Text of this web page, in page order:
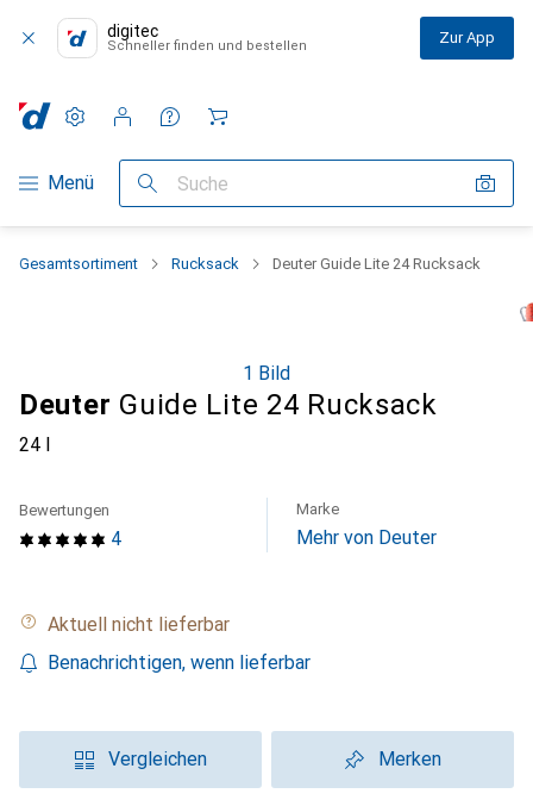
digitec
Schneller finden und bestellen Zur App
Navigation nach Kategorien
Menü Suche
Einstellungen
Kundenkonto
Vergleichslisten
Merklisten
Warenkorb
Gesamtsortiment Rucksack Deuter Guide Lite 24 Rucksack
1 Bild
Deuter Guide Lite 24 Rucksack
24 l
4
Bewertungen Marke
Mehr von Deuter
Aktuell nicht lieferbar
Benachrichtigen, wenn lieferbar
Vergleichen Merken